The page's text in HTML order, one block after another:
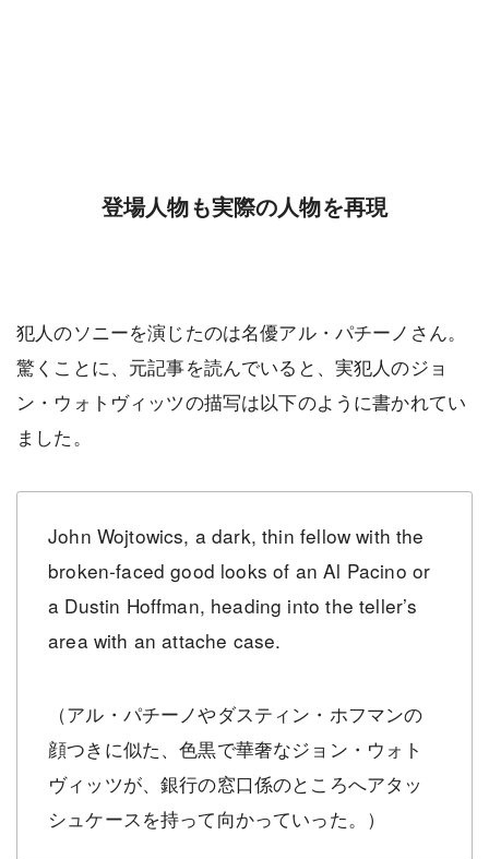
登場人物も実際の人物を再現
犯人のソニーを演じたのは名優アル・パチーノさん。
驚くことに、元記事を読んでいると、実犯人のジョ
ン・ウォトヴィッツの描写は以下のように書かれてい
ました。
John Wojtowics, a dark, thin fellow with the
broken-faced good looks of an Al Pacino or
a Dustin Hoffman, heading into the teller’s
area with an attache case.
（アル・パチーノやダスティン・ホフマンの
顔つきに似た、色黒で華奢なジョン・ウォト
ヴィッツが、銀行の窓口係のところへアタッ
シュケースを持って向かっていった。）